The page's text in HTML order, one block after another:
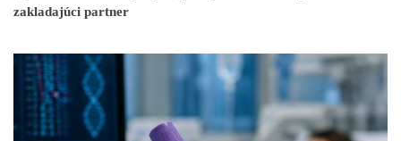
zakladajúci partner